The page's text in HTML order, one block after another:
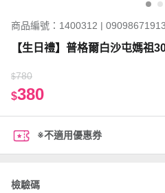
商品編號：1400312 |
【生日禮】普格爾白沙屯媽祖
$780
$380
※不適用優惠券
檢驗碼